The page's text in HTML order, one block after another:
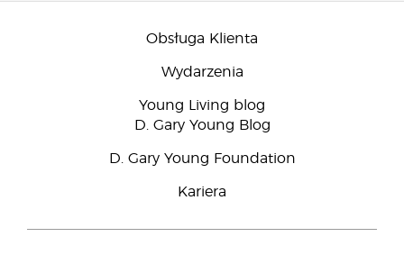
Obsługa Klienta
Wydarzenia
Young Living blog
D. Gary Young Blog
D. Gary Young Foundation
Kariera